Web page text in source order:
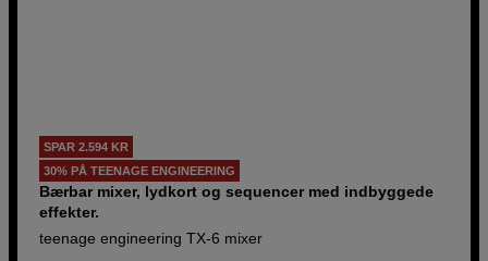
SPAR 2.594 KR
30% PÅ TEENAGE ENGINEERING
Bærbar mixer, lydkort og sequencer med indbyggede
effekter.
teenage engineering TX-6 mixer